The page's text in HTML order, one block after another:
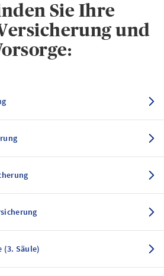
Sie Ihre
und
(3. Säule)